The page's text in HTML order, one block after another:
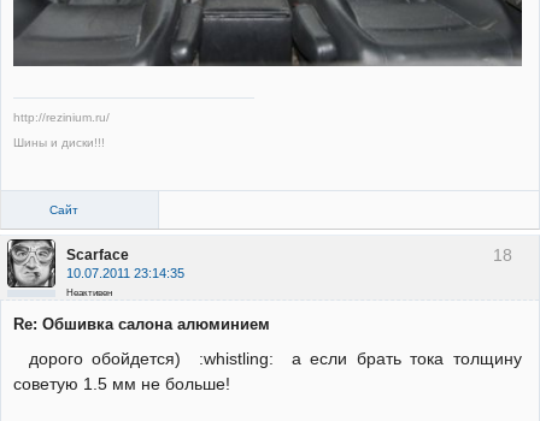
http://rezinium.ru/
Шины и диски!!!
Сайт
18
Scarface
10.07.2011 23:14:35
Неактивен
Re: Обшивка салона алюминием
дорого обойдется) :whistling: а если брать тока толщину
советую 1.5 мм не больше!